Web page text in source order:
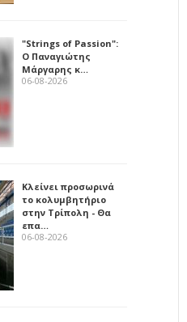
"Strings of Passion":
Ο Παναγιώτης
Μάργαρης κ…
06-08-2026
Κλείνει προσωρινά
το κολυμβητήριο
στην Τρίπολη - Θα
επα…
06-08-2026